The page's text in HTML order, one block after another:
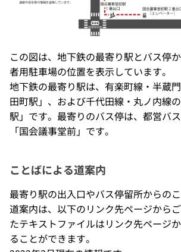
この図は、地下鉄の最寄り駅とバス停
者用駐車場の位置を表示しています。
地下鉄の最寄り駅は、有楽町線・半蔵
田町駅」、および千代田線・丸ノ内線
駅」です。最寄りのバス停は、都営バ
「国会議事堂前」です。
ことばによる道案内
最寄り駅の出入口やバス停留所からの
道案内は、以下のリンク先ページから
たテキストファイルはリンク先ページ
ることができます。